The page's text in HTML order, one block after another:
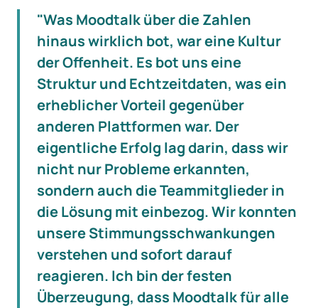
"Was Moodtalk über die Zahlen
hinaus wirklich bot, war eine Kultur
der Offenheit. Es bot uns eine
Struktur und Echtzeitdaten, was ein
erheblicher Vorteil gegenüber
anderen Plattformen war. Der
eigentliche Erfolg lag darin, dass wir
nicht nur Probleme erkannten,
sondern auch die Teammitglieder in
die Lösung mit einbezog. Wir konnten
unsere Stimmungsschwankungen
verstehen und sofort darauf
reagieren. Ich bin der festen
Überzeugung, dass Moodtalk für alle